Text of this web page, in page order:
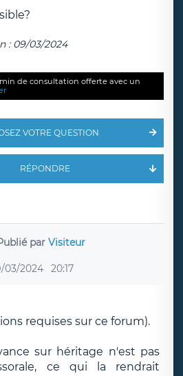
: 09/03/2024
de consultation offerte avec un
VOTRE QUESTION
RÉPONDRE
parVisiteur
03/2024 20:17
requises sur ce forum).
sur héritage n'est pas
ce qui la rendrait